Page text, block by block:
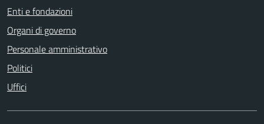
Enti e fondazioni
Organi di governo
Personale amministrativo
Politici
Uffici